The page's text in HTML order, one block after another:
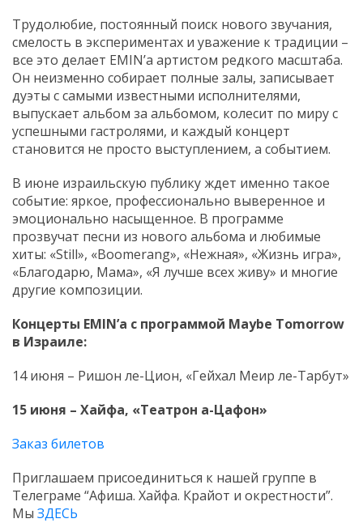
Трудолюбие, постоянный поиск нового звучания,
смелость в экспериментах и уважение к традиции –
все это делает EMIN’a артистом редкого масштаба.
Он неизменно собирает полные залы, записывает
дуэты с самыми известными исполнителями,
выпускает альбом за альбомом, колесит по миру с
успешными гастролями, и каждый концерт
становится не просто выступлением, а событием.
В июне израильскую публику ждет именно такое
событие: яркое, профессионально выверенное и
эмоционально насыщенное. В программе
прозвучат песни из нового альбома и любимые
хиты: «Still», «Boomerang», «Нежная», «Жизнь игра»,
«Благодарю, Мама», «Я лучше всех живу» и многие
другие композиции.
Концерты EMIN’а с программой Maybe Tomorrow
в Израиле:
14 июня – Ришон ле-Цион, «Гейхал Меир ле-Тарбут»
15 июня – Хайфа, «Театрон а-Цафон»
Заказ билетов
Приглашаем присоединиться к нашей группе в
Телеграме “Афиша. Хайфа. Крайот и окрестности”.
Мы ЗДЕСЬ